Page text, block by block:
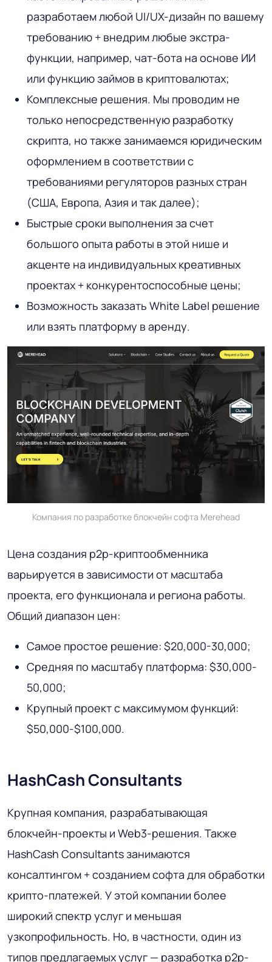
разработаем любой UI/UX-дизайн по вашему
требованию + внедрим любые экстра-
функции, например, чат-бота на основе ИИ
или функцию займов в криптовалютах;
Комплексные решения. Мы проводим не
только непосредственную разработку
скрипта, но также занимаемся юридическим
оформлением в соответствии с
требованиями регуляторов разных стран
(США, Европа, Азия и так далее);
Быстрые сроки выполнения за счет
большого опыта работы в этой нише и
акценте на индивидуальных креативных
проектах + конкурентоспособные цены;
Возможность заказать White Label решение
или взять платформу в аренду.
Компания по разработке блокчейн софта Merehead
Цена создания p2p-криптообменника
варьируется в зависимости от масштаба
проекта, его функционала и региона работы.
Общий диапазон цен:
Самое простое решение: $20,000-30,000;
Средняя по масштабу платформа: $30,000-
50,000;
Крупный проект с максимумом функций:
$50,000-$100,000.
HashCash Consultants
Крупная компания, разрабатывающая
блокчейн-проекты и Web3-решения. Также
HashCash Consultants занимаются
консалтингом + созданием софта для обработки
крипто-платежей. У этой компании более
широкий спектр услуг и меньшая
узкопрофильность. Но, в частности, один из
типов предлагаемых услуг — разработка p2p-